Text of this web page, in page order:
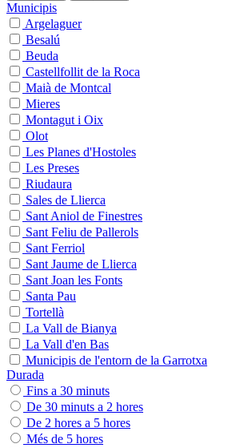
Municipis
Argelaguer
Besalú
Beuda
Castellfollit de la Roca
Maià de Montcal
Mieres
Montagut i Oix
Olot
Les Planes d'Hostoles
Les Preses
Riudaura
Sales de Llierca
Sant Aniol de Finestres
Sant Feliu de Pallerols
Sant Ferriol
Sant Jaume de Llierca
Sant Joan les Fonts
Santa Pau
Tortellà
La Vall de Bianya
La Vall d'en Bas
Municipis de l'entorn de la Garrotxa
Durada
Fins a 30 minuts
De 30 minuts a 2 hores
De 2 hores a 5 hores
Més de 5 hores